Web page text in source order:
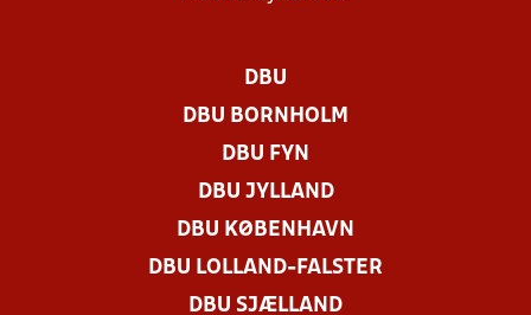
DBU
DBU BORNHOLM
DBU FYN
DBU JYLLAND
DBU KØBENHAVN
DBU LOLLAND-FALSTER
DBU SJÆLLAND